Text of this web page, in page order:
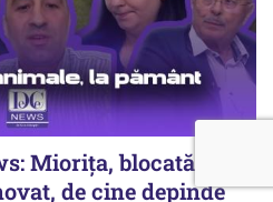
Miorița, blocată la
de cine depinde